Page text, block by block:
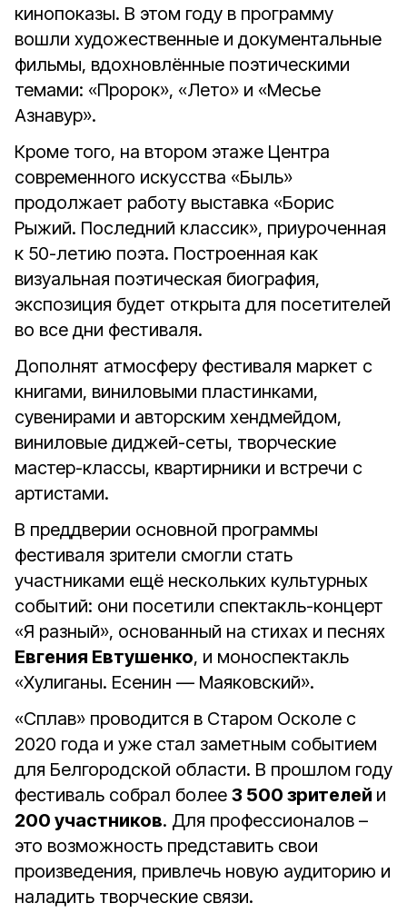
кинопоказы. В этом году в программу
вошли художественные и документальные
фильмы, вдохновлённые поэтическими
темами: «Пророк», «Лето» и «Месье
Азнавур».
Кроме того, на втором этаже Центра
современного искусства «Быль»
продолжает работу выставка «Борис
Рыжий. Последний классик», приуроченная
к 50-летию поэта. Построенная как
визуальная поэтическая биография,
экспозиция будет открыта для посетителей
во все дни фестиваля.
Дополнят атмосферу фестиваля маркет с
книгами, виниловыми пластинками,
сувенирами и авторским хендмейдом,
виниловые диджей-сеты, творческие
мастер-классы, квартирники и встречи с
артистами.
В преддверии основной программы
фестиваля зрители смогли стать
участниками ещё нескольких культурных
событий: они посетили спектакль-концерт
«Я разный», основанный на стихах и песнях
Евгения Евтушенко, и моноспектакль
«Хулиганы. Есенин — Маяковский».
«Сплав» проводится в Старом Осколе с
2020 года и уже стал заметным событием
для Белгородской области. В прошлом году
фестиваль собрал более 3 500 зрителей и
200 участников. Для профессионалов –
это возможность представить свои
произведения, привлечь новую аудиторию и
наладить творческие связи.